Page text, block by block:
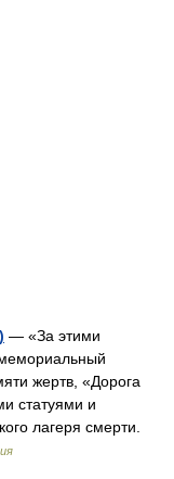
— «За этими
жертв, «Дорога
статуями и
лагеря смерти.